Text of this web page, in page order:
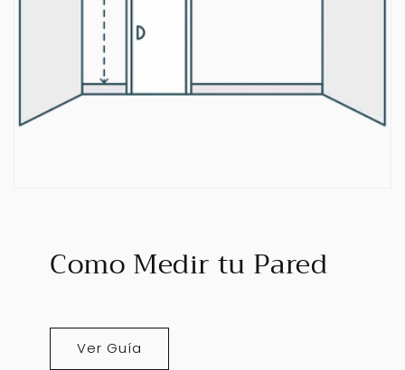
Como Medir tu Pared
Ver Guía